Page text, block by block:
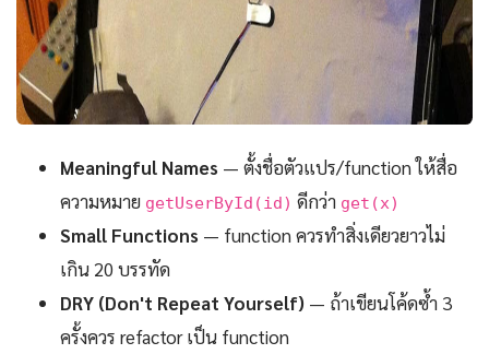
Meaningful Names — ตั้งชื่อตัวแปร/function ให้สื่อ
ความหมาย getUserById(id) ดีกว่า get(x)
Small Functions — function ควรทำสิ่งเดียวยาวไม่
เกิน 20 บรรทัด
DRY (Don't Repeat Yourself) — ถ้าเขียนโค้ดซ้ำ 3
ครั้งควร refactor เป็น function